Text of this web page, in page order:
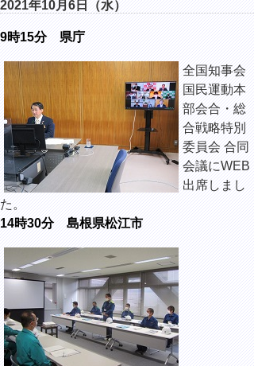
2021年10月6日（水）
9時15分 県庁
全国知事会
国民運動本
部会合・総
合戦略特別
委員会 合同
会議にWEB
出席しまし
た。
14時30分 島根県松江市